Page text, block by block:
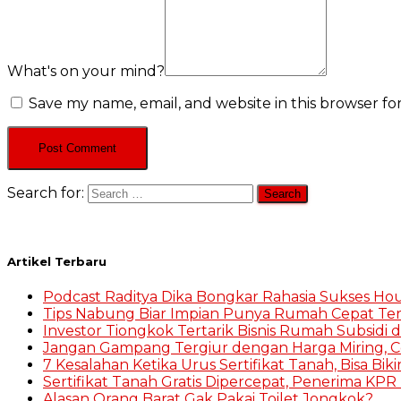
What's on your mind?
Save my name, email, and website in this browser
Search for:
Artikel Terbaru
Podcast Raditya Dika Bongkar Rahasia Sukses
Tips Nabung Biar Impian Punya Rumah Cepat
Investor Tiongkok Tertarik Bisnis Rumah Subsidi
Jangan Gampang Tergiur dengan Harga Miring,
7 Kesalahan Ketika Urus Sertifikat Tanah, Bisa
Sertifikat Tanah Gratis Dipercepat, Penerima KPR